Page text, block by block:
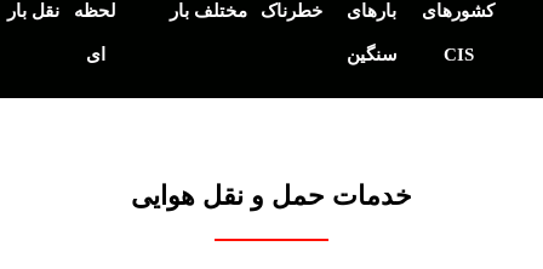
نقل بار لحظه
ای
مختلف بار خطرناک بارهای
سنگین
کشورهای
CIS
خدمات حمل و نقل هوایی